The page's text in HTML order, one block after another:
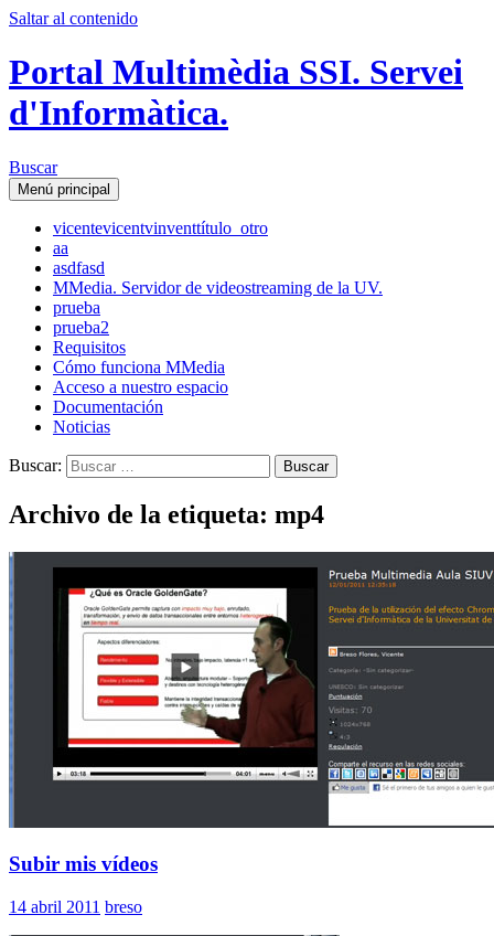
Saltar al contenido
Portal Multimèdia SSI. Servei
d'Informàtica.
Buscar
Menú principal
vicentevicentvinventtítulo_otro
aa
asdfasd
MMedia. Servidor de videostreaming de la UV.
prueba
prueba2
Requisitos
Cómo funciona MMedia
Acceso a nuestro espacio
Documentación
Noticias
Buscar:
Archivo de la etiqueta: mp4
Subir mis vídeos
14 abril 2011 breso